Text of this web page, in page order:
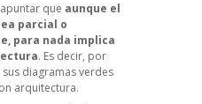
que aunque el
parcial o
para nada implica
. Es decir, por
diagramas verdes
arquitectura.